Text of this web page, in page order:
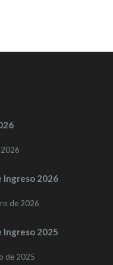
Ingreso 2026
de 2026
Ingreso 2025
de 2025